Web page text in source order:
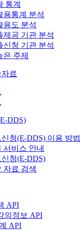
통계
용통계 분석
용도 분석
제공 기관 분석
신청 기관 분석
은 주제
료
DDS)
청(E-DDS) 이용 방법
서비스 안내
청(E-DDS)
자료 검색
API
의정보 API
API